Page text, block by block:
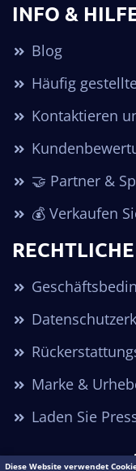
INFO &
Blog
Häufig
Kontaktieren
🤝 Partner &
💰 Verkaufen
Marke &
Laden Sie
Diese Website verwendet